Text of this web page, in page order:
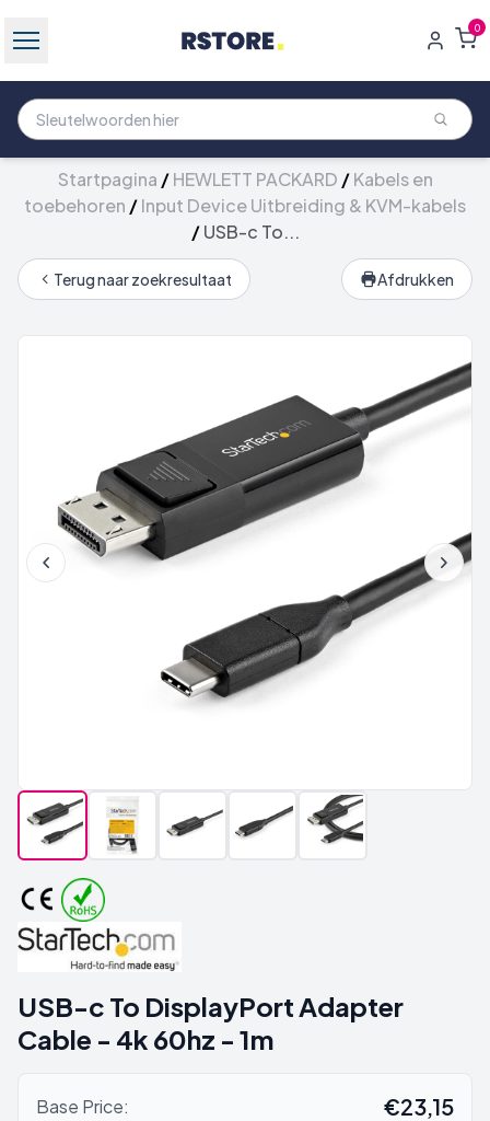
0
Startpagina /HEWLETT PACKARD /Kabels en
toebehoren /Input Device Uitbreiding & KVM-kabels
/USB-c To...
Terug naar zoekresultaat Afdrukken
USB-c To DisplayPort Adapter
Cable - 4k 60hz - 1m
Base Price: €23,15